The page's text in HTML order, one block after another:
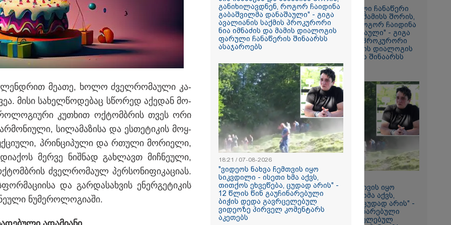
არასრულწლოვნის ამ
მდგომარეობაში ჩაგდებას?"
"ჩანაწერში მამა-შვილს
მიმდინარეობს - ნია იმნაძე
რომ ის არა მხოლოდ
ეთანხმება იმას, რაც მოხდა,
არამედ გარკვეულ
წინმსწრებ ინფორმაციასაც
ფლობდა” - რა ისმის ფარულ
ჩანაწერში, სადაც იმნაძე
მამას ესაუბრება?
რატომ ჩაბნელდა
საქართველო მესამედ და
გველოდება თუ არა
ზამთარში მასშტაბური
ენერგოკრიზისი -
"პრობლემის მოგვარებას
დაახლოებით ერთი თვე
სასკოლო ფორმების
"მოვიპოვეთ ფარული ჩანაწერი
ნია იმნაძესა და მამამისს შორის,
განიხილავდნენ, როგორ ჩაიდინა
გაბაშვილმა დანაშაული" - გიგა
ავალიანის საქმის პროკურორი
ნია იმნაძის და მამის დიალოგის
ფარული ჩანაწერის შინაარსს
ასაჯაროებს
18:21 / 07-08-2026
"ვიდეოს ნახვა ჩემთვის იყო
სიკვდილი - ისეთი ხმა აქვს,
თითქოს ეხვეწება, ცუდად არის" -
12 წლის წინ გაუჩინარებული
ბიჭის დედა გავრცელებულ
მე­ა­თე, ხოლო ძველ­რო­მა­უ­ლი კა­
მისი სა­ხელ­წო­დე­ბაც სწო­რედ აქე­დან მო­
კუ­თხით ოქ­ტომ­ბრის თვეს ორი
სი­ლა­მა­ზი­სა და ეს­თე­ტი­კის მოყ­
პრინ­ცი­პუ­ლი და რთუ­ლი მო­რი­ე­ლი,
მერ­ვე ნიშ­ნად გახ­ლავთ მიჩ­ნე­უ­ლი,
ძველ­რო­მა­ულ პერ­სო­ნი­ფი­კა­ცი­ას.
და გარ­და­სახ­ვის ენერ­გე­ტი­კის
ნუ­მე­რო­ლო­გი­ა­ში.
განიხილავდნენ, როგორ ჩაიდინა
გაბაშვილმა დანაშაული" - გიგა
ავალიანის საქმის პროკურორი
ნია იმნაძის და მამის დიალოგის
ფარული ჩანაწერის შინაარსს
ასაჯაროებს
18:21 / 07-08-2026
"ვიდეოს ნახვა ჩემთვის იყო
სიკვდილი - ისეთი ხმა აქვს,
თითქოს ეხვეწება, ცუდად არის" -
12 წლის წინ გაუჩინარებული
ბიჭის დედა გავრცელებულ
ვიდეოზე პირველ კომენტარს
აკეთებს